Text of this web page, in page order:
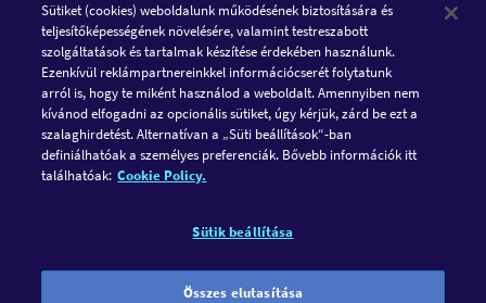
KÖVESD A GAMETWIST-ET
A GameTwist egy közösségi kaszinó. A játéknak csakis
szórakozásnak kell lennie és semmi másnak. Ezért nálunk
Sütiket (cookies) weboldalunk működésének biztosítására és
teljesítőképességének növelésére, valamint testreszabott
szolgáltatások és tartalmak készítése érdekében használunk.
Ezenkívül reklámpartnereinkkel információcserét folytatunk
arról is, hogy te miként használod a weboldalt. Amennyiben nem
kívánod elfogadni az opcionális sütiket, úgy kérjük, zárd be ezt a
szalaghirdetést. Alternatívan a „Süti beállítások“-ban
definiálhatóak a személyes preferenciák. Bővebb információk itt
találhatóak: Cookie Policy.
Sütik beállítása
Összes elutasítása